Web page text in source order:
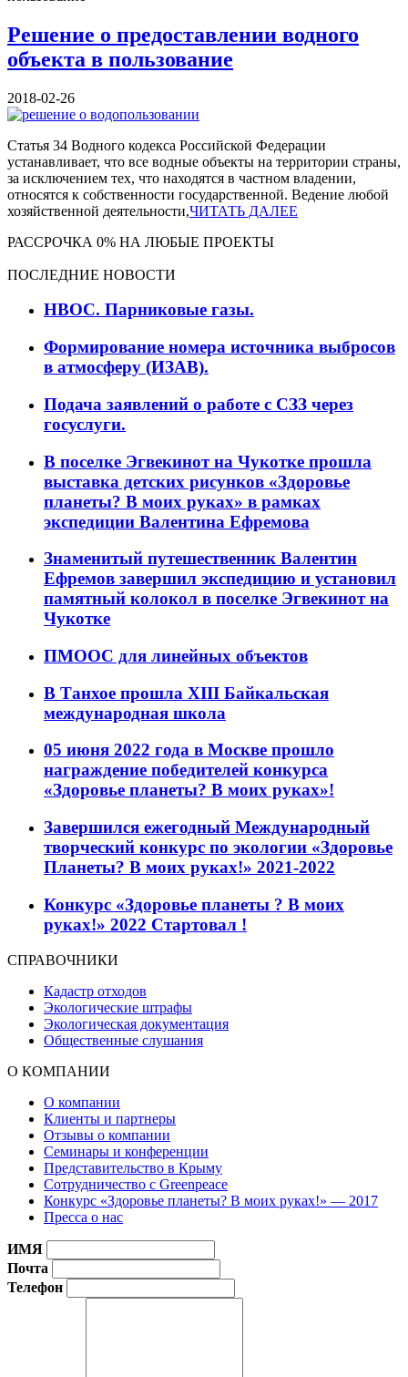
Решение о предоставлении водного
объекта в пользование
2018-02-26
Статья 34 Водного кодекса Российской Федерации
устанавливает, что все водные объекты на территории страны,
за исключением тех, что находятся в частном владении,
относятся к собственности государственной. Ведение любой
хозяйственной деятельности,ЧИТАТЬ ДАЛЕЕ
РАССРОЧКА 0% НА ЛЮБЫЕ ПРОЕКТЫ
ПОСЛЕДНИЕ НОВОСТИ
НВОС. Парниковые газы.
Формирование номера источника выбросов
в атмосферу (ИЗАВ).
Подача заявлений о работе с СЗЗ через
госуслуги.
В поселке Эгвекинот на Чукотке прошла
выставка детских рисунков «Здоровье
планеты? В моих руках» в рамках
экспедиции Валентина Ефремова
Знаменитый путешественник Валентин
Ефремов завершил экспедицию и установил
памятный колокол в поселке Эгвекинот на
Чукотке
ПМООС для линейных объектов
В Танхое прошла XIII Байкальская
международная школа
05 июня 2022 года в Москве прошло
награждение победителей конкурса
«Здоровье планеты? В моих руках»!
Завершился ежегодный Международный
творческий конкурс по экологии «Здоровье
Планеты? В моих руках!» 2021-2022
Конкурс «Здоровье планеты ? В моих
руках!» 2022 Стартовал !
СПРАВОЧНИКИ
Кадастр отходов
Экологические штрафы
Экологическая документация
Общественные слушания
О КОМПАНИИ
О компании
Клиенты и партнеры
Отзывы о компании
Семинары и конференции
Представительство в Крыму
Сотрудничество с Greenpeace
Конкурс «Здоровье планеты? В моих руках!» — 2017
Пресса о нас
ИМЯ
Почта
Телефон